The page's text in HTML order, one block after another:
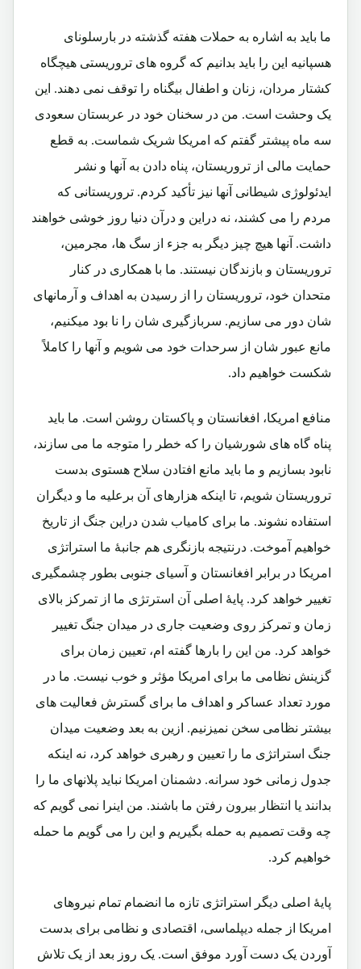
ما باید به اشاره به حملات هفته گذشته در بارسلونای
هسپانیه این را باید بدانیم که گروه های تروریستی هیچگاه
کشتار مردان، زنان و اطفال بیگناه را توقف نمی دهند. این
یک وحشت است. من در سخنان خود در عربستان سعودی
سه ماه پیشتر گفتم که امریکا شریک شماست. به قطع
حمایت مالی از تروریستان، پناه دادن به آنها و نشر
ایدئولوژی شیطانی آنها نیز تأکید کردم. تروریستانی که
مردم را می کشند، نه دراین و درآن دنیا روز خوشی خواهند
داشت. آنها هیچ چیز دیگر به جزء از سگ ها، مجرمین،
تروریستان و بازندگان نیستند. ما با همکاری در کنار
متحدان خود، تروریستان را از رسیدن به اهداف و آرمانهای
شان دور می سازیم. سربازگیری شان را نا بود میکنیم،
مانع عبور شان از سرحدات خود می شویم و آنها را کاملاً
شکست خواهیم داد.
منافع امریکا، افغانستان و پاکستان روشن است. ما باید
پناه گاه های شورشیان را که خطر را متوجه ما می سازند،
نابود بسازیم و ما باید مانع افتادن سلاح هستوی بدست
تروریستان شویم، تا اینکه هزارهای آن برعلیه ما و دیگران
استفاده نشوند. ما برای کامیاب شدن دراین جنگ از تاریخ
خواهیم آموخت. درنتیجه بازنگری هم جانبۀ ما استراتژی
امریکا در برابر افغانستان و آسیای جنوبی بطور چشمگیری
تغییر خواهد کرد. پایۀ اصلی آن استرتژی ما از تمرکز بالای
زمان و تمرکز روی وضعیت جاری در میدان جنگ تغییر
خواهد کرد. من این را بارها گفته ام، تعیین زمان برای
گزینش نظامی ما برای امریکا مؤثر و خوب نیست. ما در
مورد تعداد عساکر و اهداف ما برای گسترش فعالیت های
بیشتر نظامی سخن نمیزنیم. ازین به بعد وضعیت میدان
جنگ استراتژی ما را تعیین و رهبری خواهد کرد، نه اینکه
جدول زمانی خود سرانه. دشمنان امریکا نباید پلانهای ما را
بدانند یا انتظار بیرون رفتن ما باشند. من اینرا نمی گویم که
چه وقت تصمیم به حمله بگیریم و این را می گویم ما حمله
خواهیم کرد.
پایۀ اصلی دیگر استراتژی تازه ما انضمام تمام نیروهای
امریکا از جمله دیپلماسی، اقتصادی و نظامی برای بدست
آوردن یک دست آورد موفق است. یک روز بعد از یک تلاش